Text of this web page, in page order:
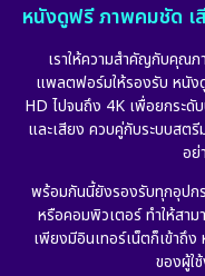
Emotional
Epic มหากาพย์
Erotic
Fantasy จินตนาการ
หนังดูฟรี ภาพคมชัด
เราให้ความสำคัญกับคุณ
แพลตฟอร์มให้รองรับ หนัง
HD ไปจนถึง 4K เพื่อยกระดั
และเสียง ควบคู่กับระบบสตรี
อย่
พร้อมกันนี้ยังรองรับทุกอุปก
หรือคอมพิวเตอร์ ทำให้สา
เพียงมีอินเทอร์เน็ตก็เข้าถึ
ของผู้ใ